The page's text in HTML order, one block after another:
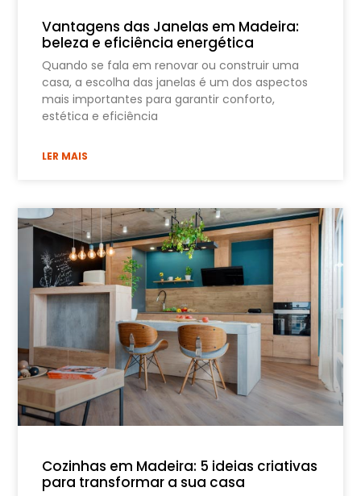
Vantagens das Janelas em Madeira:
beleza e eficiência energética
Quando se fala em renovar ou construir uma
casa, a escolha das janelas é um dos aspectos
mais importantes para garantir conforto,
estética e eficiência
LER MAIS
Cozinhas em Madeira: 5 ideias criativas
para transformar a sua casa